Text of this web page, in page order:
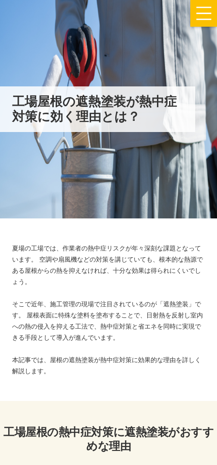
工場屋根の遮熱塗装が熱中症
対策に効く理由とは？
夏場の工場では、作業者の熱中症リスクが年々深刻な課題となって
います。
空調や扇風機などの対策を講じていても、根本的な熱源で
ある屋根からの熱を抑えなければ、十分な効果は得られにくいでし
ょう。
そこで近年、施工管理の現場で注目されているのが「遮熱塗装」で
す。
屋根表面に特殊な塗料を塗布することで、日射熱を反射し室内
への熱の侵入を抑える工法で、熱中症対策と省エネを同時に実現で
きる手段として導入が進んでいます。
本記事では、屋根の遮熱塗装が熱中症対策に効果的な理由を詳しく
解説します。
工場屋根の熱中症対策に遮熱塗装がおすす
めな理由